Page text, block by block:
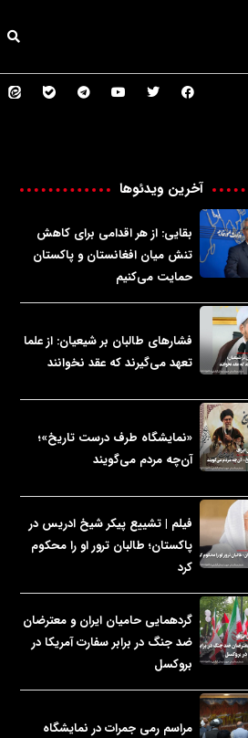
آخرین ویدئوها
بقایی: از هر اقدامی برای کاهش
تنش میان افغانستان و پاکستان
حمایت می‌کنیم
فشارهای طالبان بر شیعیان: از علما
تعهد می‌گیرند که عقد نخوانند
«نمایشگاه طرف درست تاریخ»؛
آن‌چه مردم می‌گویند
فیلم | تشییع پیکر شیخ ادریس در
پاکستان؛ طالبان ترور او را محکوم
کرد
گردهمایی حامیان ایران و معترضان
ضد جنگ در برابر سفارت آمریکا در
بروکسل
مراسم رمی جمرات در نمایشگاه